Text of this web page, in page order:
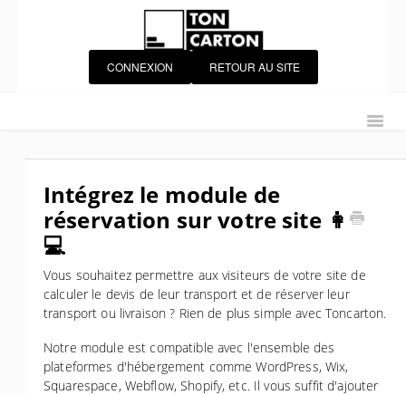
CONNEXION RETOUR AU SITE
Gestion des utilisateurs
Portail Client
Personnalisation de Toncarton
Grilles tarifaires
Télématique
Contacter le support Toncarton
Contact
Intégrez le module de
réservation sur votre site 👩
💻
Vous souhaitez permettre aux visiteurs de votre site de
calculer le devis de leur transport et de réserver leur
transport ou livraison ? Rien de plus simple avec Toncarton.
Notre module est compatible avec l'ensemble des
plateformes d'hébergement comme WordPress, Wix,
Squarespace, Webflow, Shopify, etc. Il vous suffit d'ajouter